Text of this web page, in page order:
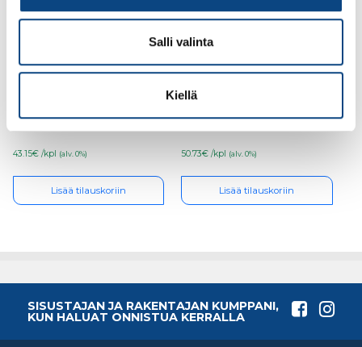
Salli valinta
Kiellä
Teknos Saku
43.15€ /kpl (alv. 0%)
Lisää tilauskoriin
Värisilmä Akva
PM1
50.73€ /kpl (alv. 0%)
Lisää tilauskoriin
SISUSTAJAN JA RAKENTAJAN KUMPPANI,
KUN HALUAT ONNISTUA KERRALLA